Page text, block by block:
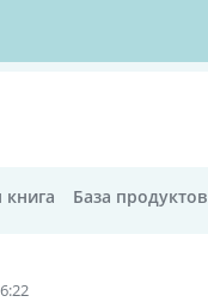
База продуктов